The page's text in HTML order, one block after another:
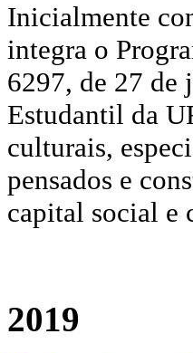
Inicialmente
integra o
6297, de 27 de
Estudantil da
culturais,
pensados e
capital social e
2019